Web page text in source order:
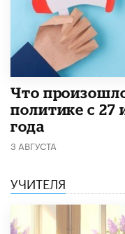
​Что
политике с 27
года
3 АВГУСТА
УЧИТЕЛЯ